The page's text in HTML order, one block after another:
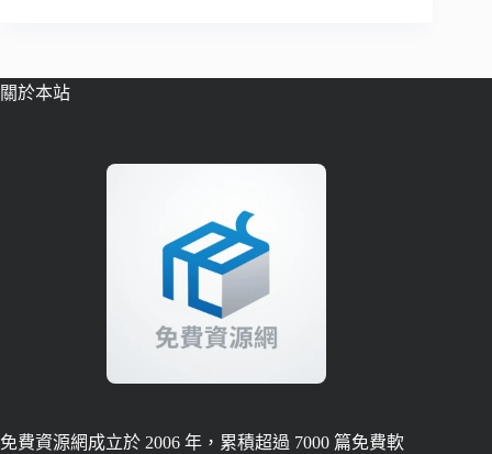
關於本站
免費資源網成立於 2006 年，累積超過 7000 篇免費軟